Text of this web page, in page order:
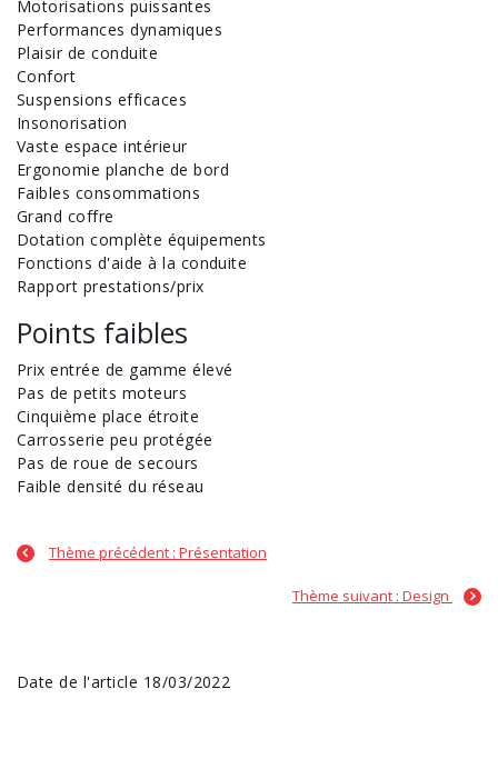
Motorisations puissantes
Performances dynamiques
Plaisir de conduite
Confort
Suspensions efficaces
Insonorisation
Vaste espace intérieur
Ergonomie planche de bord
Faibles consommations
Grand coffre
Dotation complète équipements
Fonctions d'aide à la conduite
Rapport prestations/prix
Points faibles
Prix entrée de gamme élevé
Pas de petits moteurs
Cinquième place étroite
Carrosserie peu protégée
Pas de roue de secours
Faible densité du réseau
Thème précédent : Présentation
Thème suivant : Design
Date de l'article 18/03/2022